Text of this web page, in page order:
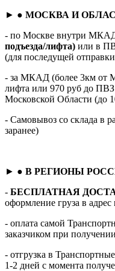
► ● МОСКВА И
- по Москве внутри
подъезда/лифта) или в
(для последущей
- за МКАД (более 3км от
лифта или 970 руб до
Московской Области
- Самовывоз со склада в
заранее)
► ● В РЕГИОНЫ
- БЕСПЛАТНАЯ
оформление груза в адрес
- оплата самой
заказчиком при
- отгрузка в
1-2 дней с момента